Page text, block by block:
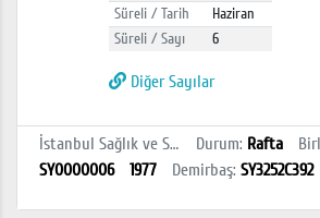
Süreli / Tarih
Haziran
Süreli / Sayı
6
Diğer Sayılar
İstanbul Sağlık ve Sosyal Bilimler MYO Kütüphanesi Durum: Rafta
SY0000006
1977 Demirbaş: SY3252C392